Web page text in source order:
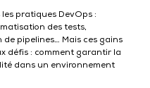
les pratiques DevOps :
des tests,
pipelines… Mais ces gains
défis : comment garantir la
dans un environnement